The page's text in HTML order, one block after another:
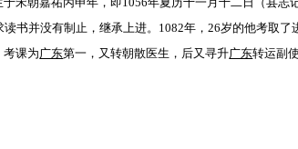
书并没有制止，继承上进。1082年，26岁的他考取了
考课为广东第一，又转朝散医生，后又寻升广东转运副